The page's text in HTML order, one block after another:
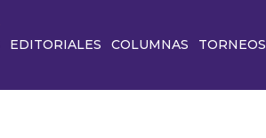
EDITORIALES COLUMNAS TORNEOS